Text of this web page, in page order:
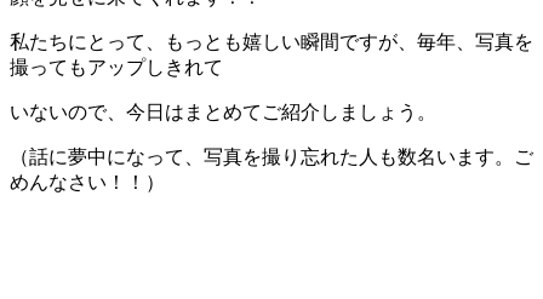
私たちにとって、もっとも嬉しい瞬間ですが、毎年、写真を
撮ってもアップしきれて
いないので、 今日はまとめてご紹介しましょう。
（話に夢中になって、写真を撮り忘れた人も数名います。ご
めんなさい！！）